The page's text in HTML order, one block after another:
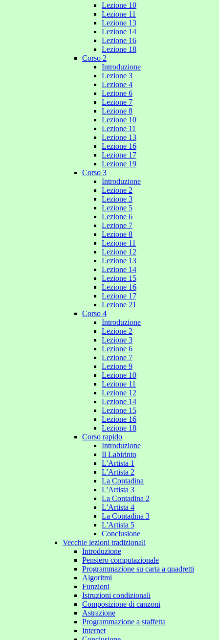
Lezione 10
Lezione 11
Lezione 13
Lezione 14
Lezione 16
Lezione 18
Corso 2
Introduzione
Lezione 3
Lezione 4
Lezione 6
Lezione 7
Lezione 8
Lezione 10
Lezione 11
Lezione 13
Lezione 16
Lezione 17
Lezione 19
Corso 3
Introduzione
Lezione 2
Lezione 3
Lezione 5
Lezione 6
Lezione 7
Lezione 8
Lezione 11
Lezione 12
Lezione 13
Lezione 14
Lezione 15
Lezione 16
Lezione 17
Lezione 21
Corso 4
Introduzione
Lezione 2
Lezione 3
Lezione 6
Lezione 7
Lezione 9
Lezione 10
Lezione 11
Lezione 12
Lezione 14
Lezione 15
Lezione 16
Lezione 18
Corso rapido
Introduzione
Il Labirinto
L'Artista 1
L'Artista 2
La Contadina
L'Artista 3
La Contadina 2
L'Artista 4
La Contadina 3
L'Artista 5
Conclusione
Vecchie lezioni tradizionali
Introduzione
Pensiero computazionale
Programmazione su carta a quadretti
Algoritmi
Funzioni
Istruzioni condizionali
Composizione di canzoni
Astrazione
Programmazione a staffetta
Internet